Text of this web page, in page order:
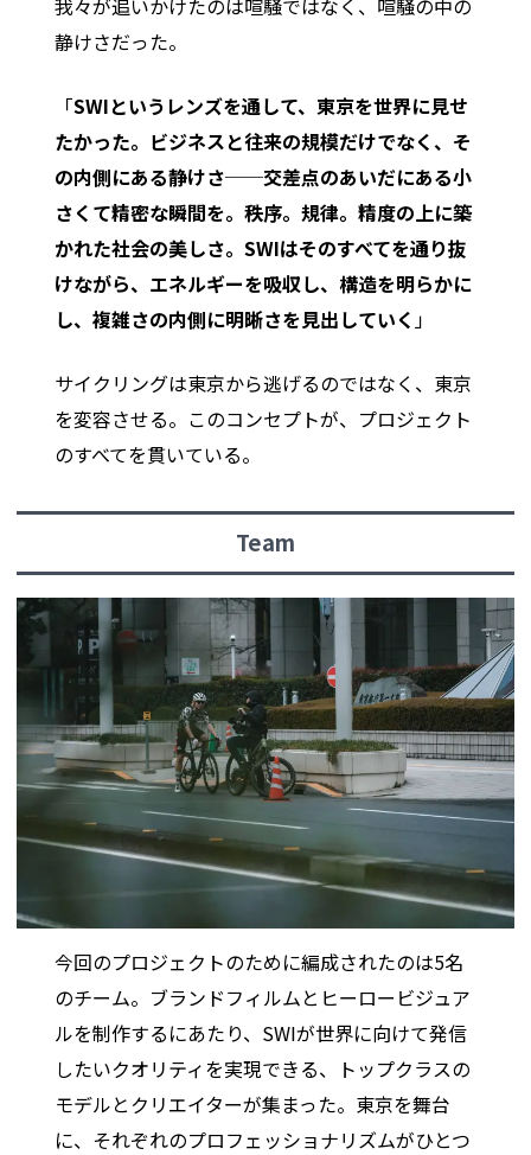
静けさだった。
「SWIというレンズを通して、東京を世界に見せ
たかった。ビジネスと往来の規模だけでなく、そ
の内側にある静けさ──交差点のあいだにある小
さくて精密な瞬間を。秩序。規律。精度の上に築
かれた社会の美しさ。SWIはそのすべてを通り抜
けながら、エネルギーを吸収し、構造を明らかに
し、複雑さの内側に明晰さを見出していく 」
サイクリングは東京から逃げるのではなく、東京
を変容させる。このコンセプトが、プロジェクト
のすべてを貫いている。
Team
今回のプロジェクトのために編成されたのは5名
のチーム。ブランドフィルムとヒーロービジュア
ルを制作するにあたり、SWIが世界に向けて発信
したいクオリティを実現できる、トップクラスの
モデルとクリエイターが集まった。東京を舞台
に、それぞれのプロフェッショナリズムがひとつ